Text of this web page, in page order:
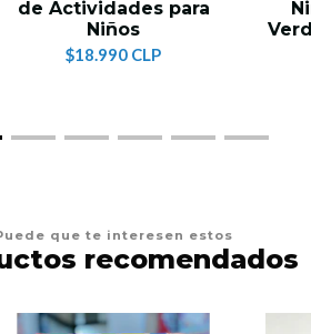
de Actividades para
Niños
$18.990 CLP
que te interesen estos
recomendados